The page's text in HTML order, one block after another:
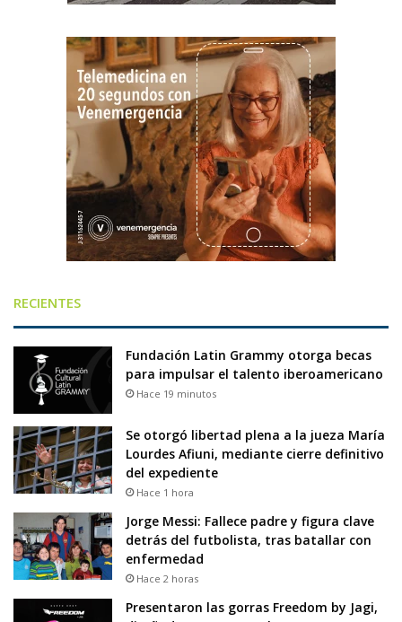
RECIENTES
Fundación Latin Grammy otorga becas
para impulsar el talento iberoamericano
Hace 19 minutos
Se otorgó libertad plena a la jueza María
Lourdes Afiuni, mediante cierre definitivo
del expediente
Hace 1 hora
Jorge Messi: Fallece padre y figura clave
detrás del futbolista, tras batallar con
enfermedad
Hace 2 horas
Presentaron las gorras Freedom by Jagi,